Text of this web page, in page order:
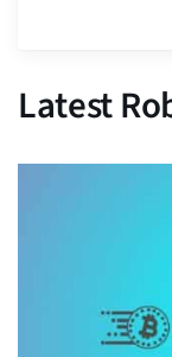
Latest